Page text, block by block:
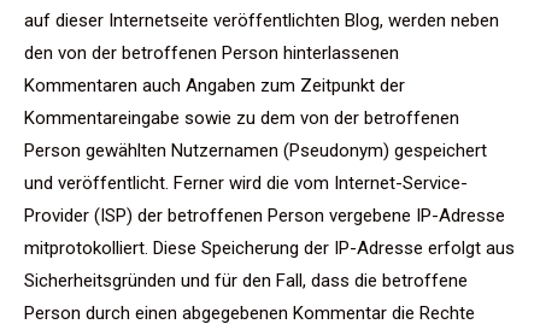
auf dieser Internetseite veröffentlichten Blog, werden neben
den von der betroffenen Person hinterlassenen
Kommentaren auch Angaben zum Zeitpunkt der
Kommentareingabe sowie zu dem von der betroffenen
Person gewählten Nutzernamen (Pseudonym) gespeichert
und veröffentlicht. Ferner wird die vom Internet-Service-
Provider (ISP) der betroffenen Person vergebene IP-Adresse
mitprotokolliert. Diese Speicherung der IP-Adresse erfolgt aus
Sicherheitsgründen und für den Fall, dass die betroffene
Person durch einen abgegebenen Kommentar die Rechte